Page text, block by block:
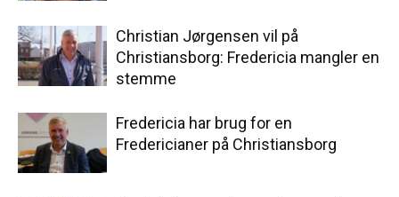
Christian Jørgensen vil på
Christiansborg: Fredericia mangler en
stemme
Fredericia har brug for en
Fredericianer på Christiansborg